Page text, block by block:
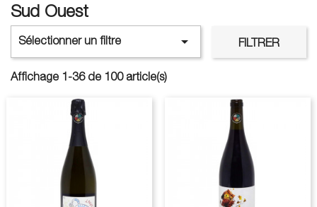
Sud Ouest
Sélectionner un filtre  FILTRER
Affichage 1-36 de 100 article(s)